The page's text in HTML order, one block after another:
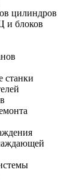
цилиндров
и блоков
станки